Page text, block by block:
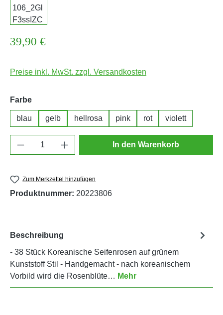
Regulärer Preis:
39,90 €
Preise inkl. MwSt. zzgl. Versandkosten
Farbeauswählen
blau gelb hellrosa pink rot violett
Produkt Anzahl: Gib den gewünschten
In den Warenkorb
Zum Merkzettel hinzufügen
Produktnummer: 20223806
Beschreibung
- 38 Stück Koreanische Seifenrosen auf grünem
Kunststoff Stil - Handgemacht - nach koreanischem
Vorbild wird die Rosenblüte… Mehr